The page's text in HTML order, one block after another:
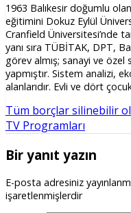
1963 Balıkesir doğumlu
eğitimini Dokuz Eylül
Cranfield Üniversitesi’nde
yanı sıra TÜBİTAK, DPT,
görev almış; sanayi ve özel
yapmıştır. Sistem analizi,
alanlarıdır. Evli ve dört
Tüm borçlar silinebilir
TV Programları
Bir yanıt yazın
E-posta adresiniz
işaretlenmişlerdir